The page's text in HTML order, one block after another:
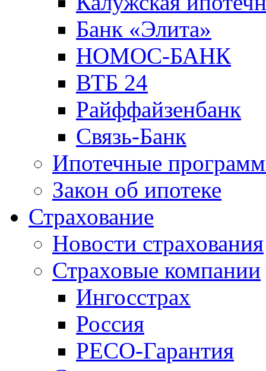
Банк «Элита»
НОМОС-БАНК
ВТБ 24
Райффайзенбанк
Связь-Банк
Ипотечные
Закон об ипотеке
Страхование
Новости страхования
Страховые компании
Ингосстрах
Россия
РЕСО-Гарантия